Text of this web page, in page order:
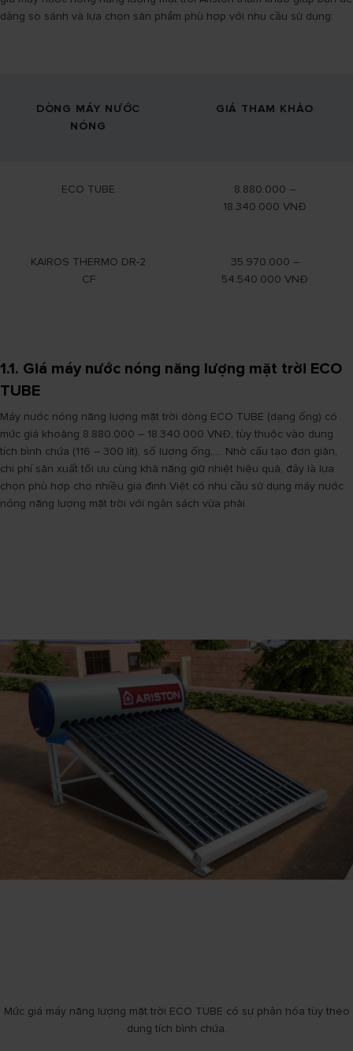
dàng so sánh và lựa chọn sản phẩm phù hợp với nhu cầu sử dụng:
DÒNG MÁY NƯỚC
NÓNG
GIÁ THAM KHẢO
ECO TUBE
8.880.000 –
18.340.000 VNĐ
KAIROS THERMO DR-2
CF
35.970.000 –
54.540.000 VNĐ
1.1. Giá máy nước nóng năng lượng mặt trời ECO
TUBE
Máy nước nóng năng lượng mặt trời dòng ECO TUBE (dạng ống) có
mức giá khoảng 8.880.000 – 18.340.000 VNĐ, tùy thuộc vào dung
tích bình chứa (116 – 300 lít), số lượng ống,.... Nhờ cấu tạo đơn giản,
chi phí sản xuất tối ưu cùng khả năng giữ nhiệt hiệu quả, đây là lựa
chọn phù hợp cho nhiều gia đình Việt có nhu cầu sử dụng máy nước
nóng năng lượng mặt trời với ngân sách vừa phải.
Mức giá máy năng lượng mặt trời ECO TUBE có sự phân hóa tùy theo
dung tích bình chứa.